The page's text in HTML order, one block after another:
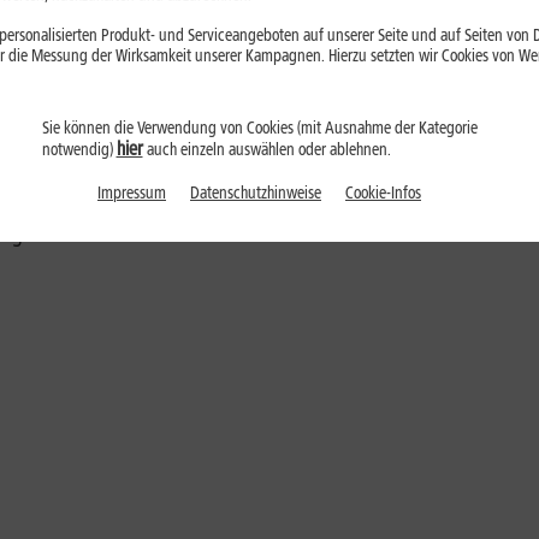
durch seine gute Hauptkamera mit vier Linsen überzeugt:
Sensoren. Im Inneren befindet sich der Qualcomm
werden. Mit 6 GB RAM und 128 GB interner
1&1 in Blau und Schwarz erhältlich.
Festnetz sowie in alle deutschen Mobilfunknetze. Die
Island, in Norwegen und Liechtenstein genutzt werden. Das
von mindestens 24 Monaten. Alle Infos zum 1&1 Tarif-
Produkt- und Serviceangeboten auf unserer Seite und auf Seiten von
Messung der Wirksamkeit unserer Kampagnen. Hierzu setzten wir Cookies von
Sie können die Verwendung von Cookies (mit Ausnahme der Kategorie
notwendig) hierauch einzeln auswählen oder ablehnen.
Impressum Datenschutzhinweise Cookie-Infos